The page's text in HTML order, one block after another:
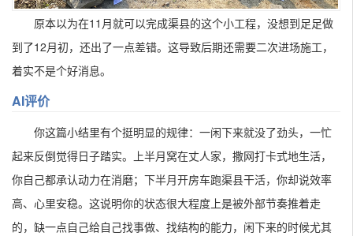
原本以为在11月就可以完成渠县的这个小工程，没想到足足做
到了12月初，还出了一点差错。这导致后期还需要二次进场施工，
着实不是个好消息。
AI评价
你这篇小结里有个挺明显的规律：一闲下来就没了劲头，一忙
起来反倒觉得日子踏实。上半月窝在丈人家，撒网打卡式地生活，
你自己都承认动力在消磨；下半月开房车跑渠县干活，你却说效率
高、心里安稳。这说明你的状态很大程度上是被外部节奏推着走
的，缺一点自己给自己找事做、找结构的能力，闲下来的时候尤其